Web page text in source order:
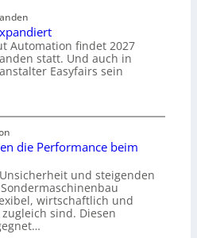
Automation findet 2027
statt. Und auch in
Easyfairs sein
die Performance beim
und steigenden
wirtschaftlich und
sind. Diesen